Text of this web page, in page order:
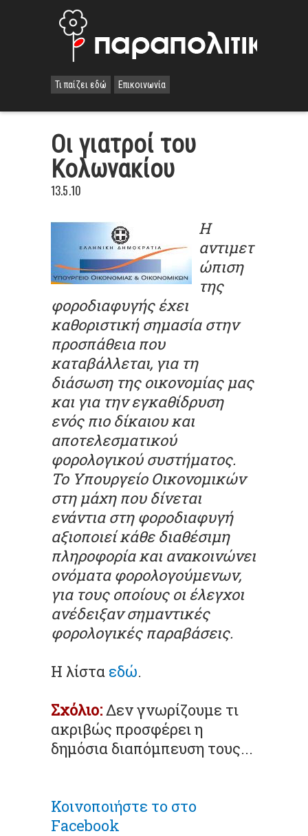
Τι παίζει εδώ Επικοινωνία
Οι γιατροί του
Κολωνακίου
13.5.10
Η
αντιμετ
ώπιση
της
φοροδιαφυγής έχει
καθοριστική σημασία στην
προσπάθεια που
καταβάλλεται, για τη
διάσωση της οικονομίας μας
και για την εγκαθίδρυση
ενός πιο δίκαιου και
αποτελεσματικού
φορολογικού συστήματος.
Το Υπουργείο Οικονομικών
στη μάχη που δίνεται
ενάντια στη φοροδιαφυγή
αξιοποιεί κάθε διαθέσιμη
πληροφορία και ανακοινώνει
ονόματα φορολογούμενων,
για τους οποίους οι έλεγχοι
ανέδειξαν σημαντικές
φορολογικές παραβάσεις.
H λίστα εδώ.
Σχόλιο:Δεν γνωρίζουμε τι
ακριβώς προσφέρει η
δημόσια διαπόμπευση τους...
Κοινοποιήστε το στο
Facebook